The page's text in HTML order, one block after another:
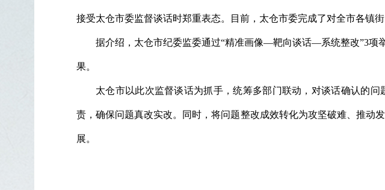
接受太仓市委监督谈话时郑重表态。目前，太仓市委完成了对全市各镇街
据介绍，太仓市纪委监委通过“精准画像—靶向谈话—系统整改”3项
果。
太仓市以此次监督谈话为抓手，统筹多部门联动，对谈话确认的
责，确保问题真改实改。同时，将问题整改成效转化为攻坚破难、推动
展。